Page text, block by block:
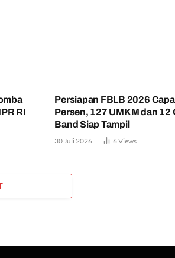
RI
Persiapan FBLB 2026
Persen, 127 UMKM dan 12
Band Siap Tampil
30 Juli 2026 6Views